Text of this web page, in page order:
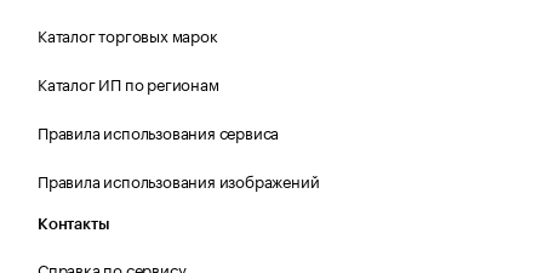
Каталог торговых марок
Каталог ИП по регионам
Правила использования сервиса
Правила использования изображений
Контакты